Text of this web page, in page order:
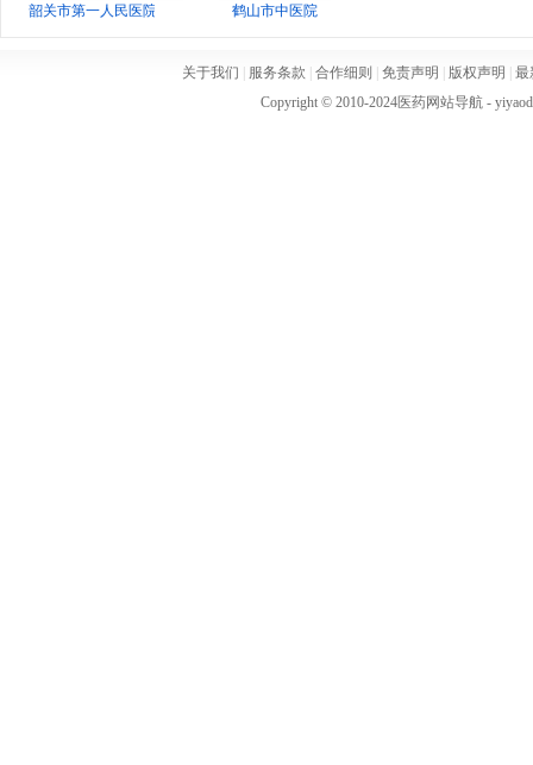
韶关市第一人民医院 鹤山市中医院
关于我们 服务条款 合作细则 免责声明 版权声明
最
Copyright © 2010-2024医药网站导航-